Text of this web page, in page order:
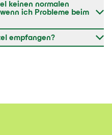
keinen normalen
ich Probleme beim
empfangen?